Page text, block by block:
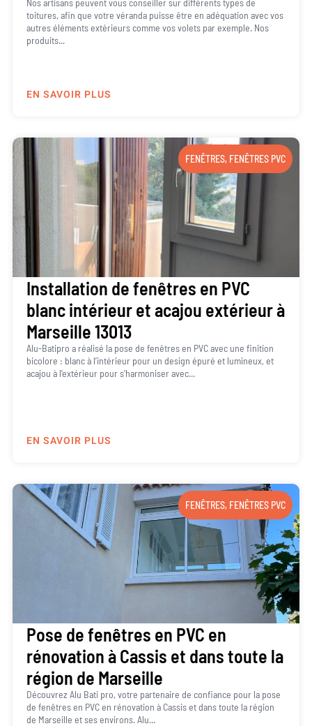
toitures, afin que votre véranda puisse être en adéquation avec vos
autres éléments extérieurs comme vos volets par exemple. Nos
produits...
EN SAVOIR PLUS
FENÊTRES, FENÊTRES PVC
Installation de fenêtres en PVC
blanc intérieur et acajou extérieur à
Marseille 13013
Alu-Batipro a réalisé la pose de fenêtres en PVC avec une finition
bicolore : blanc à l’intérieur pour un design épuré et lumineux, et
acajou à l’extérieur pour s’harmoniser avec...
EN SAVOIR PLUS
FENÊTRES, FENÊTRES PVC
Pose de fenêtres en PVC en
rénovation à Cassis et dans toute la
région de Marseille
Découvrez Alu Bati pro, votre partenaire de confiance pour la pose
de fenêtres en PVC en rénovation à Cassis et dans toute la région
de Marseille et ses environs. Alu...